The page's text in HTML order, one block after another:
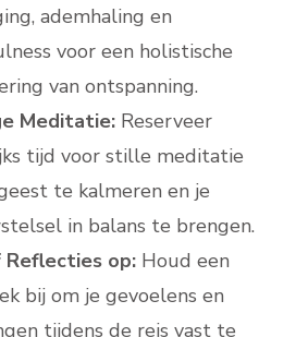
ademhaling en
voor een holistische
van ontspanning.
Meditatie: Reserveer
tijd voor stille meditatie
te kalmeren en je
in balans te brengen.
Reflecties op: Houd een
bij om je gevoelens en
tijdens de reis vast te